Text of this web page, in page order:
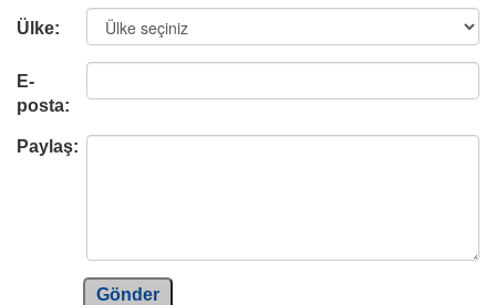
Ülke:
E-
posta:
Paylaş:
Gönder